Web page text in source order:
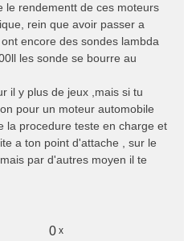
le rendementt de ces moteurs
rein que avoir passer a
encore des sondes lambda
les sonde se bourre au
il y plus de jeux ,mais si tu
pour un moteur automobile
la procedure teste en charge et
a ton point d'attache , sur le
par d'autres moyen il te
0 x